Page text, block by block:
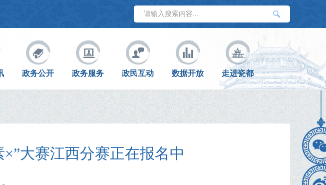
政务公开 政务服务 政民互动 数据开放 走进瓷都
大赛江西分赛正在报名中